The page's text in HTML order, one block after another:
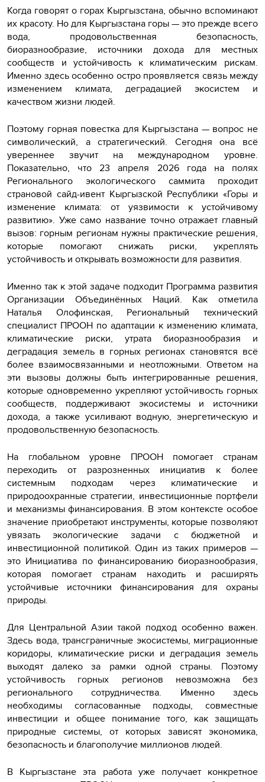
Когда говорят о горах Кыргызстана, обычно вспоминают
их красоту. Но для Кыргызстана горы — это прежде всего
вода, продовольственная безопасность,
биоразнообразие, источники дохода для местных
сообществ и устойчивость к климатическим рискам.
Именно здесь особенно остро проявляется связь между
изменением климата, деградацией экосистем и
качеством жизни людей.
Поэтому горная повестка для Кыргызстана — вопрос не
символический, а стратегический. Сегодня она всё
увереннее звучит на международном уровне.
Показательно, что 23 апреля 2026 года на полях
Регионального экологического саммита проходит
страновой сайд-ивент Кыргызской Республики «Горы и
изменение климата: от уязвимости к устойчивому
развитию». Уже само название точно отражает главный
вызов: горным регионам нужны практические решения,
которые помогают снижать риски, укреплять
устойчивость и открывать возможности для развития.
Именно так к этой задаче подходит Программа развития
Организации Объединённых Наций. Как отметила
Наталья Олофинская, Региональный технический
специалист ПРООН по адаптации к изменению климата,
климатические риски, утрата биоразнообразия и
деградация земель в горных регионах становятся всё
более взаимосвязанными и неотложными. Ответом на
эти вызовы должны быть интегрированные решения,
которые одновременно укрепляют устойчивость горных
сообществ, поддерживают экосистемы и источники
дохода, а также усиливают водную, энергетическую и
продовольственную безопасность.
На глобальном уровне ПРООН помогает странам
переходить от разрозненных инициатив к более
системным подходам через климатические и
природоохранные стратегии, инвестиционные портфели
и механизмы финансирования. В этом контексте особое
значение приобретают инструменты, которые позволяют
увязать экологические задачи с бюджетной и
инвестиционной политикой. Один из таких примеров —
это Инициатива по финансированию биоразнообразия,
которая помогает странам находить и расширять
устойчивые источники финансирования для охраны
природы.
Для Центральной Азии такой подход особенно важен.
Здесь вода, трансграничные экосистемы, миграционные
коридоры, климатические риски и деградация земель
выходят далеко за рамки одной страны. Поэтому
устойчивость горных регионов невозможна без
регионального сотрудничества. Именно здесь
необходимы согласованные подходы, совместные
инвестиции и общее понимание того, как защищать
природные системы, от которых зависят экономика,
безопасность и благополучие миллионов людей.
В Кыргызстане эта работа уже получает конкретное